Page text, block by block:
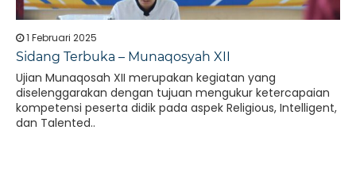
1 Februari 2025
Sidang Terbuka – Munaqosyah XII
Ujian Munaqosah XII merupakan kegiatan yang
diselenggarakan dengan tujuan mengukur ketercapaian
kompetensi peserta didik pada aspek Religious, Intelligent,
dan Talented..